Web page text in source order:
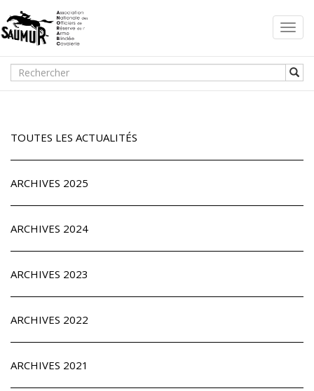
TOUTES LES ACTUALITÉS
ARCHIVES 2025
ARCHIVES 2024
ARCHIVES 2023
ARCHIVES 2022
ARCHIVES 2021